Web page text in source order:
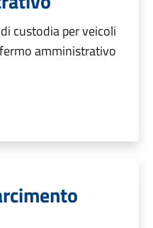
custodia per veicoli
amministrativo